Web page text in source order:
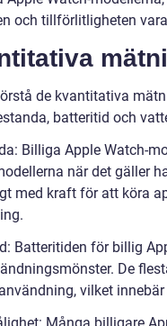
och tillförlitligheten
de kvantitativa
batteritid och
Billiga Apple Watch-
när det gäller
med kraft för att köra
Batteritiden för billig
De
vilket